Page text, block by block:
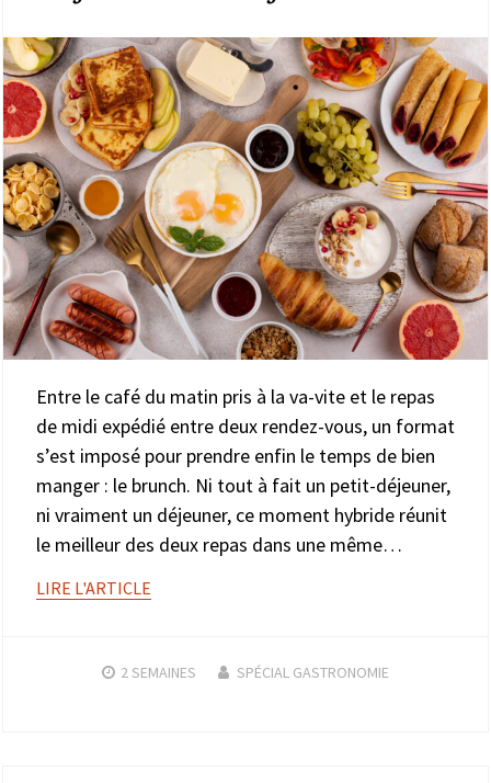
Entre le café du matin pris à la va-vite et le repas
de midi expédié entre deux rendez-vous, un format
s’est imposé pour prendre enfin le temps de bien
manger : le brunch. Ni tout à fait un petit-déjeuner,
ni vraiment un déjeuner, ce moment hybride réunit
le meilleur des deux repas dans une même…
LIRE L'ARTICLE
2 SEMAINES SPÉCIAL GASTRONOMIE